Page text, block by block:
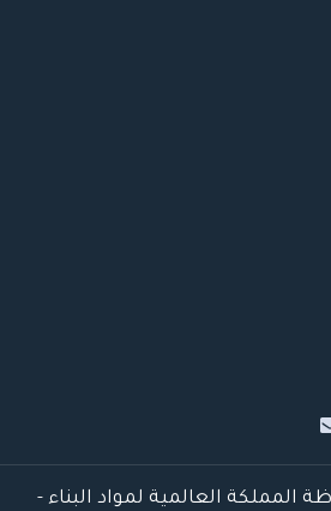
المملكة العالمية لمواد البناء -